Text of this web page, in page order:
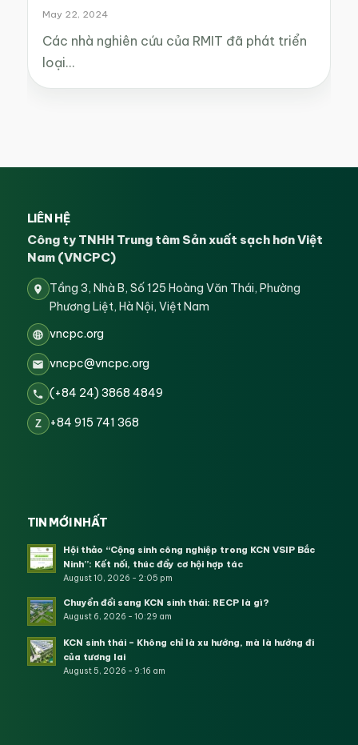
May 22, 2024
Các nhà nghiên cứu của RMIT đã phát triển
loại…
LIÊN HỆ
Công ty TNHH Trung tâm Sản xuất sạch hơn Việt
Nam (VNCPC)
Tầng 3, Nhà B, Số 125 Hoàng Văn Thái, Phường
Phương Liệt, Hà Nội, Việt Nam
vncpc.org
vncpc@vncpc.org
(+84 24) 3868 4849
Z +84 915 741 368
TIN MỚI NHẤT
Hội thảo “Cộng sinh công nghiệp trong KCN VSIP Bắc
Ninh”: Kết nối, thúc đẩy cơ hội hợp tác
August 10, 2026 - 2:05 pm
Chuyển đổi sang KCN sinh thái: RECP là gì?
August 6, 2026 - 10:29 am
KCN sinh thái – Không chỉ là xu hướng, mà là hướng đi
của tương lai
August 5, 2026 - 9:16 am